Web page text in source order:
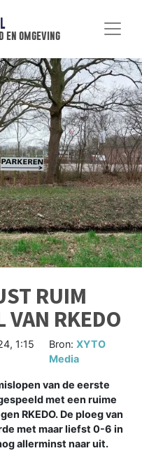
omgeving
RUIM
VAN RKEDO
1:15
Bron: XYTO
Media
van de eerste
met een ruime
RKEDO. De ploeg van
met maar liefst 0-6 in
allerminst naar uit.